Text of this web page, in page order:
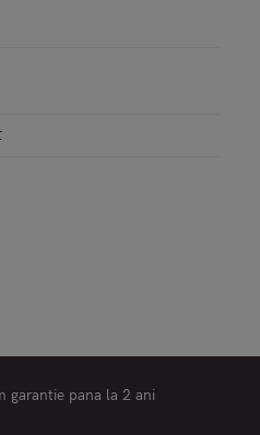
garantie pana la 2 ani